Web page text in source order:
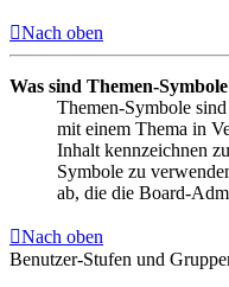
Nach oben
Was sind Themen-
Themen-Symbole
mit einem Thema in
Inhalt kennzeichnen
Symbole zu
ab, die die Board-
Nach oben
Benutzer-Stufen und